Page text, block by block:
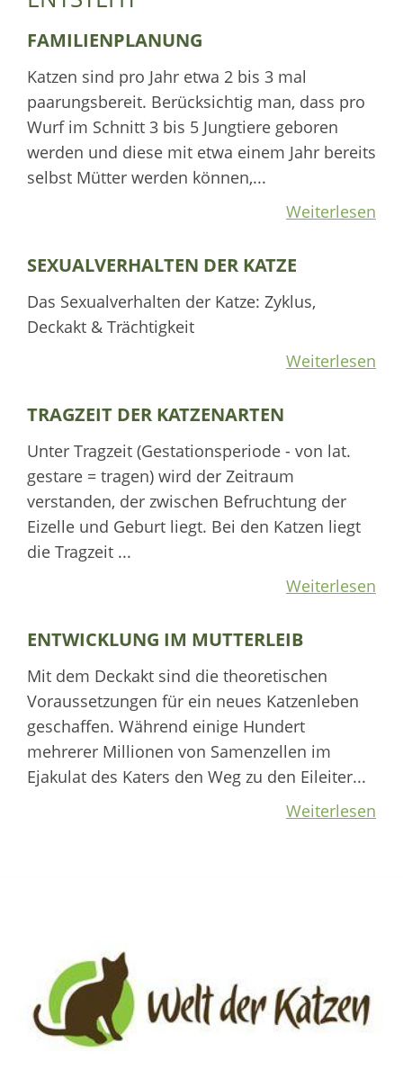
FAMILIENPLANUNG
Katzen sind pro Jahr etwa 2 bis 3 mal
paarungsbereit. Berücksichtig man, dass pro
Wurf im Schnitt 3 bis 5 Jungtiere geboren
werden und diese mit etwa einem Jahr bereits
selbst Mütter werden können,...
Weiterlesen
SEXUALVERHALTEN DER KATZE
Das Sexualverhalten der Katze: Zyklus,
Deckakt & Trächtigkeit
Weiterlesen
TRAGZEIT DER KATZENARTEN
Unter Tragzeit (Gestationsperiode - von lat.
gestare = tragen) wird der Zeitraum
verstanden, der zwischen Befruchtung der
Eizelle und Geburt liegt. Bei den Katzen liegt
die Tragzeit ...
Weiterlesen
ENTWICKLUNG IM MUTTERLEIB
Mit dem Deckakt sind die theoretischen
Voraussetzungen für ein neues Katzenleben
geschaffen. Während einige Hundert
mehrerer Millionen von Samenzellen im
Ejakulat des Katers den Weg zu den Eileiter...
Weiterlesen